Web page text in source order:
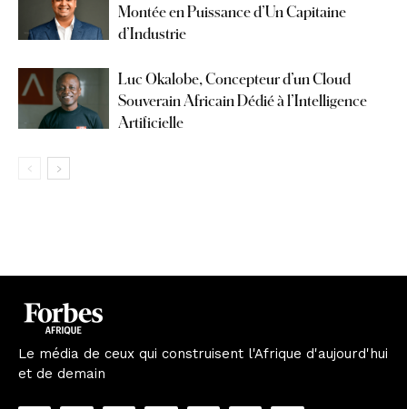
Montée en Puissance d’Un Capitaine
d’Industrie
Luc Okalobe, Concepteur d’un Cloud
Souverain Africain Dédié à l’Intelligence
Artificielle
Le média de ceux qui construisent l'Afrique d'aujourd'hui
et de demain